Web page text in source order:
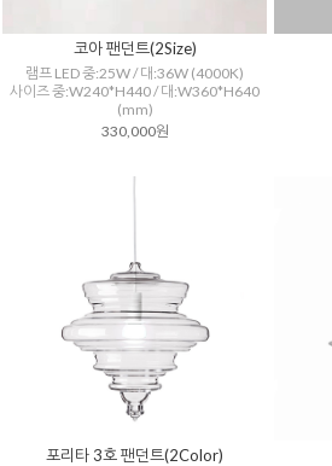
코아 팬던트(2Size)
램프 LED 중:25W / 대:36W (4000K)
사이즈 중:W240*H440 / 대:W360*H640
(mm)
330,000원
포리타 3호 팬던트(2Color)